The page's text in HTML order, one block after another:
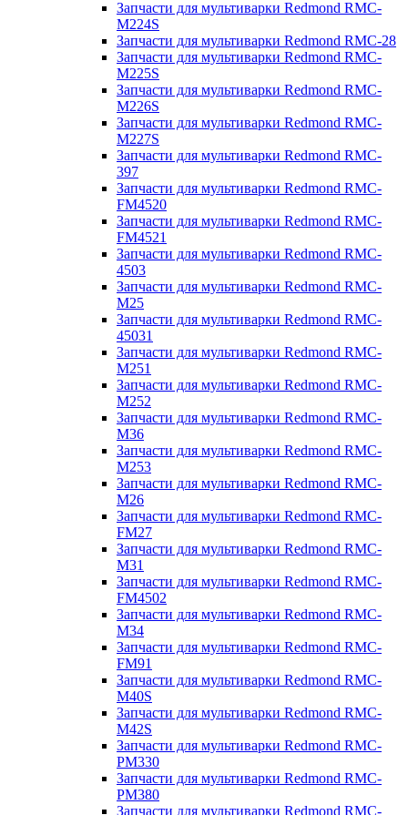
Запчасти для мультиварки Redmond RMC-
M224S
Запчасти для мультиварки Redmond RMC-28
Запчасти для мультиварки Redmond RMC-
M225S
Запчасти для мультиварки Redmond RMC-
M226S
Запчасти для мультиварки Redmond RMC-
M227S
Запчасти для мультиварки Redmond RMC-
397
Запчасти для мультиварки Redmond RMC-
FM4520
Запчасти для мультиварки Redmond RMC-
FM4521
Запчасти для мультиварки Redmond RMC-
4503
Запчасти для мультиварки Redmond RMC-
M25
Запчасти для мультиварки Redmond RMC-
45031
Запчасти для мультиварки Redmond RMC-
M251
Запчасти для мультиварки Redmond RMC-
M252
Запчасти для мультиварки Redmond RMC-
M36
Запчасти для мультиварки Redmond RMC-
M253
Запчасти для мультиварки Redmond RMC-
M26
Запчасти для мультиварки Redmond RMC-
FM27
Запчасти для мультиварки Redmond RMC-
M31
Запчасти для мультиварки Redmond RMC-
FM4502
Запчасти для мультиварки Redmond RMC-
M34
Запчасти для мультиварки Redmond RMC-
FM91
Запчасти для мультиварки Redmond RMC-
M40S
Запчасти для мультиварки Redmond RMC-
M42S
Запчасти для мультиварки Redmond RMC-
PM330
Запчасти для мультиварки Redmond RMC-
PM380
Запчасти для мультиварки Redmond RMC-